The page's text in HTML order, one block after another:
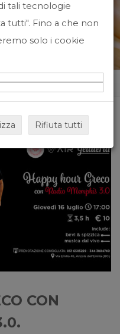
CON
tali tecnologie
tutti". Fino a che non
solo i cookie
Rifiuta tutti